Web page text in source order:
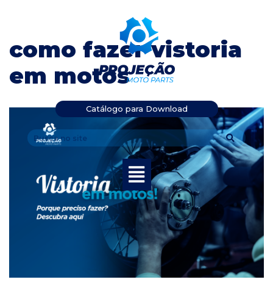
para
conteúdo
Catálogo para Download
como fazer vistoria
em motos